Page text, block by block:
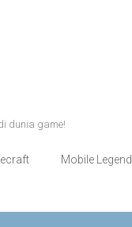
dunia game!
Mobile Legend